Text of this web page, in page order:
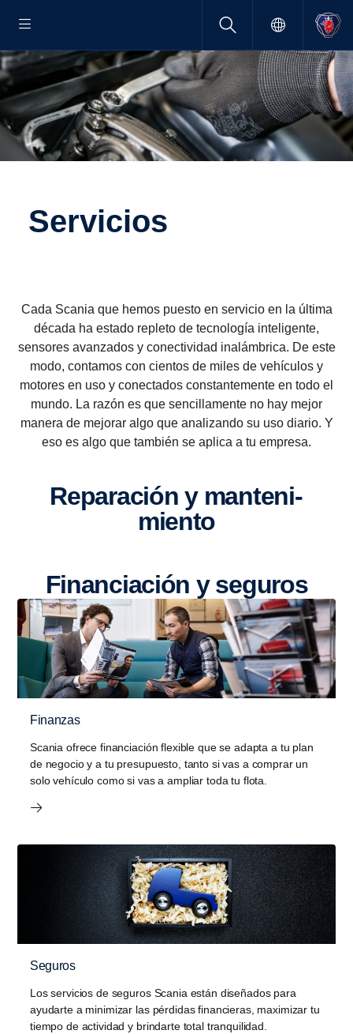
Servi­cios
Cada Scania que hemos puesto en servicio en la última
década ha estado repleto de tecnología inteligente,
sensores avanzados y conectividad inalámbrica. De este
modo, contamos con cientos de miles de vehículos y
motores en uso y conectados constantemente en todo el
mundo. La razón es que sencillamente no hay mejor
manera de mejorar algo que analizando su uso diario. Y
eso es algo que también se aplica a tu empresa.
Repara­ción y mante­ni­
miento
Finan­cia­ción y seguros
Finanzas
Scania ofrece financiación flexible que se adapta a tu plan
de negocio y a tu presupuesto, tanto si vas a comprar un
solo vehículo como si vas a ampliar toda tu flota.
Seguros
Los servicios de seguros Scania están diseñados para
ayudarte a minimizar las pérdidas financieras, maximizar tu
tiempo de actividad y brindarte total tranquilidad.